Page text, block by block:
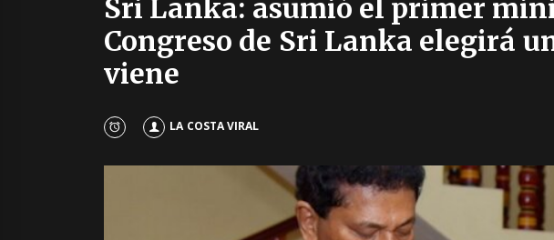
Sri Lanka: asumió el primer
Congreso de Sri Lanka elegirá
viene
LA COSTA VIRAL